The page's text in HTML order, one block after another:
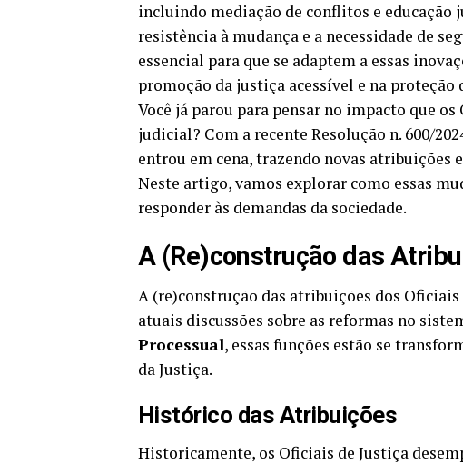
incluindo mediação de conflitos e educação
resistência à mudança e a necessidade de
essencial para que se adaptem a essas
promoção da justiça acessível e na
Você já parou para pensar no impacto que
judicial? Com a recente Resolução n. 600/
entrou em cena, trazendo novas atribuições
Neste artigo, vamos explorar como essas
responder às demandas da sociedade.
A (Re)construção das
A (re)construção das atribuições dos
atuais discussões sobre as reformas no
Processual, essas funções estão se
da Justiça.
Histórico das Atribuições
Historicamente, os Oficiais de Justiça